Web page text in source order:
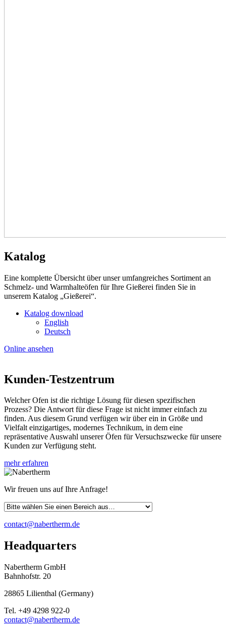
Katalog
Eine komplette Übersicht über unser umfangreiches Sortiment an
Schmelz- und Warmhalteöfen für Ihre Gießerei finden Sie in
unserem Katalog „Gießerei“.
Katalog download
English
Deutsch
Online ansehen
Kunden-Testzentrum
Welcher Ofen ist die richtige Lösung für diesen spezifischen
Prozess? Die Antwort für diese Frage ist nicht immer einfach zu
finden. Aus diesem Grund verfügen wir über ein in Größe und
Vielfalt einzigartiges, modernes Technikum, in dem eine
repräsentative Auswahl unserer Öfen für Versuchszwecke für unsere
Kunden zur Verfügung steht.
mehr erfahren
Wir freuen uns auf Ihre Anfrage!
contact@nabertherm.de
Headquarters
Nabertherm GmbH
Bahnhofstr. 20
28865 Lilienthal (Germany)
Tel. +49 4298 922-0
contact@nabertherm.de